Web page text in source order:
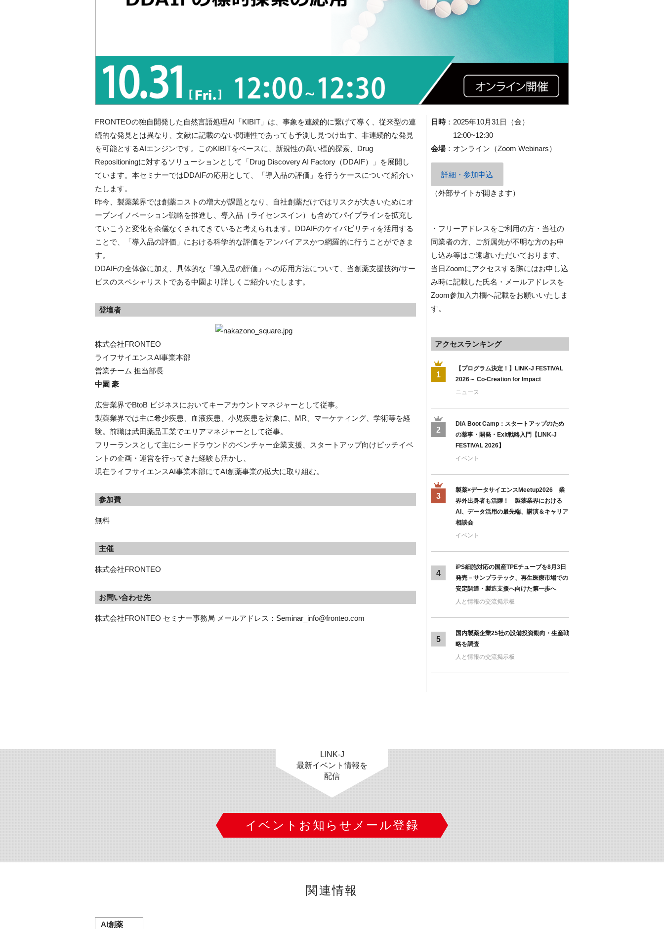
FRONTEOの独自開発した自然言語処理AI「KIBIT」は、事象を連続的に繋げて導く、従来型の連
続的な発見とは異なり、文献に記載のない関連性であっても予測し見つけ出す、非連続的な発見
を可能とするAIエンジンです。このKIBITをベースに、新規性の高い標的探索、Drug
Repositioningに対するソリューションとして「Drug Discovery AI Factory（DDAIF）」を展開し
ています。本セミナーではDDAIFの応用として、「導入品の評価」を行うケースについて紹介い
たします。
昨今、製薬業界では創薬コストの増大が課題となり、自社創薬だけではリスクが大きいためにオ
ープンイノベーション戦略を推進し、導入品（ライセンスイン）も含めてパイプラインを拡充し
ていこうと変化を余儀なくされてきていると考えられます。DDAIFのケイパビリティを活用する
ことで、「導入品の評価」における科学的な評価をアンバイアスかつ網羅的に行うことができま
す。
DDAIFの全体像に加え、具体的な「導入品の評価」への応用方法について、当創薬支援技術/サー
ビスのスペシャリストである中園より詳しくご紹介いたします。
登壇者
株式会社FRONTEO
ライフサイエンスAI事業本部
営業チーム 担当部長
中園 豪
広告業界でBtoB ビジネスにおいてキーアカウントマネジャーとして従事。
製薬業界では主に希少疾患、血液疾患、小児疾患を対象に、MR、マーケティング、学術等を経
験。前職は武田薬品工業でエリアマネジャーとして従事。
フリーランスとして主にシードラウンドのベンチャー企業支援、スタートアップ向けピッチイベ
ントの企画・運営を行ってきた経験も活かし、
現在ライフサイエンスAI事業本部にてAI創薬事業の拡大に取り組む。
参加費
無料
主催
株式会社FRONTEO
お問い合わせ先
株式会社FRONTEO セミナー事務局 メールアドレス：Seminar_info@fronteo.com
日時： 2025年10月31日（金）
12:00~12:30
会場： オンライン（Zoom Webinars）
詳細・参加申込
（外部サイトが開きます）
・フリーアドレスをご利用の方・当社の
同業者の方、ご所属先が不明な方のお申
し込み等はご遠慮いただいております。
当日Zoomにアクセスする際にはお申し込
み時に記載した氏名・メールアドレスを
Zoom参加入力欄へ記載をお願いいたしま
す。
アクセスランキング
1
【プログラム決定！】LINK-J FESTIVAL
2026～ Co-Creation for Impact
ニュース
2
DIA Boot Camp：スタートアップのため
の薬事・開発・Exit戦略入門【LINK-J
FESTIVAL 2026】
イベント
3
製薬×データサイエンスMeetup2026 業
界外出身者も活躍！ 製薬業界における
AI、データ活用の最先端、講演＆キャリア
相談会
イベント
4
iPS細胞対応の国産TPEチューブを8月3日
発売－サンプラテック、再生医療市場での
安定調達・製造支援へ向けた第一歩へ
人と情報の交流掲示板
5
国内製薬企業25社の設備投資動向・生産戦
略を調査
人と情報の交流掲示板
LINK-J
最新イベント情報を
配信
イベントお知らせメール登録
関連情報
AI創薬